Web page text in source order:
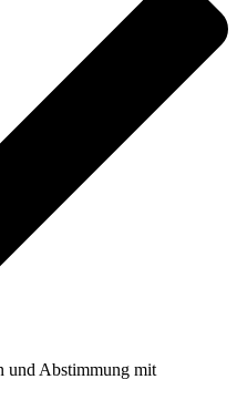
und Abstimmung mit